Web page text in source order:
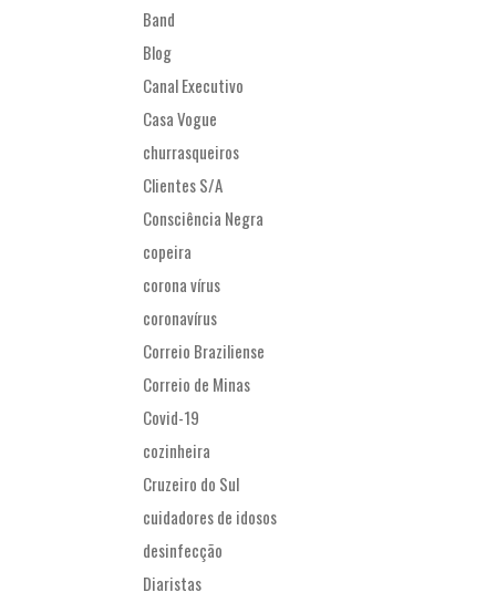
Band
Blog
Canal Executivo
Casa Vogue
churrasqueiros
Clientes S/A
Consciência Negra
copeira
corona vírus
coronavírus
Correio Braziliense
Correio de Minas
Covid-19
cozinheira
Cruzeiro do Sul
cuidadores de idosos
desinfecção
Diaristas